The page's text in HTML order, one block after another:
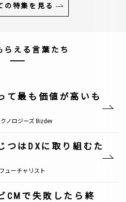
の特集を見る
らえる言葉たち
て最も価値が高いも
ノロジーズ Bizdev
つはDXに取り組むた
ューチャリスト
CMで失敗したら終